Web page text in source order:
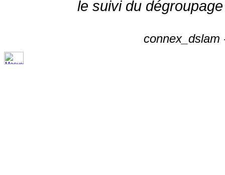
le suivi du
connex_dslam